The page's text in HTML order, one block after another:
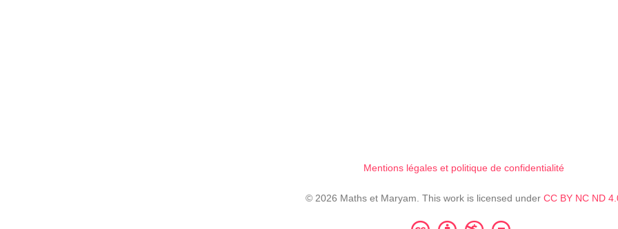
Mentions légales et politique de confidentialité
© 2026 Maths et Maryam. This work is licensed under CC BY NC ND